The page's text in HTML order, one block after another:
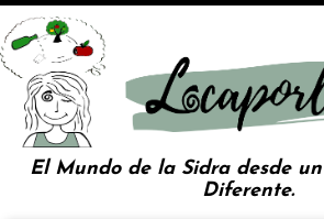
El Mundo de la Sidra desde
Diferente.